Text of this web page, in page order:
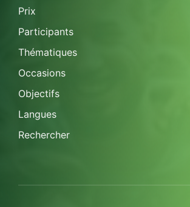
Prix
Participants
Thématiques
Occasions
Objectifs
Langues
Rechercher